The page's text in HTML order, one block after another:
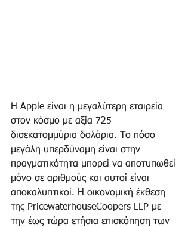
Η Apple είναι η μεγαλύτερη εταιρεία
στον κόσμο με αξία 725
δισεκατομμύρια δολάρια. Το πόσο
μεγάλη υπερδύναμη είναι στην
πραγματικότητα μπορεί να αποτυπωθεί
μόνο σε αριθμούς και αυτοί είναι
αποκαλυπτικοί. H οικονομική έκθεση
της PricewaterhouseCoopers LLP με
την έως τώρα ετήσια επισκόπηση των